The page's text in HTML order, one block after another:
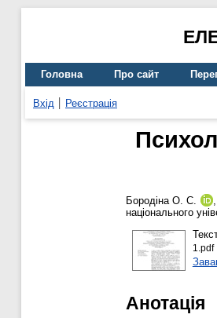
Головна Про сайт
Вхід Реєстрація
Бородіна О. С. ,
національного
1.pdf
Анотація